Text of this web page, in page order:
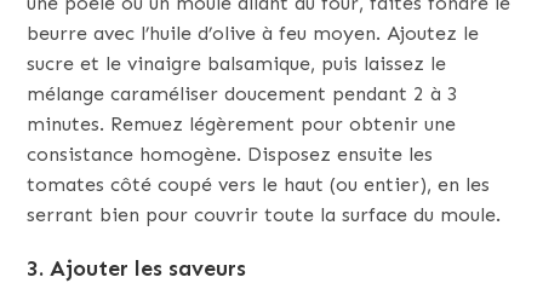
beurre avec l’huile d’olive à feu moyen. Ajoutez le
sucre et le vinaigre balsamique, puis laissez le
mélange caraméliser doucement pendant 2 à 3
minutes. Remuez légèrement pour obtenir une
consistance homogène. Disposez ensuite les
tomates côté coupé vers le haut (ou entier), en les
serrant bien pour couvrir toute la surface du moule.
3. Ajouter les saveurs